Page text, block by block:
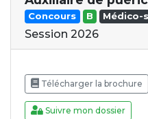
Concours B Médico-
Session 2026
Télécharger la brochure
Suivre mon dossier